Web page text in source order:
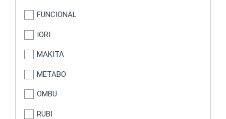
FUNCIONAL
IORI
MAKITA
METABO
OMBU
RUBI